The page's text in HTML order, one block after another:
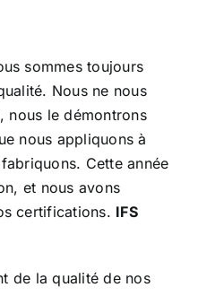
sommes toujours
Nous ne nous
nous le démontrons
nous appliquons à
Cette année
et nous avons
certifications. IFS
de la qualité de nos